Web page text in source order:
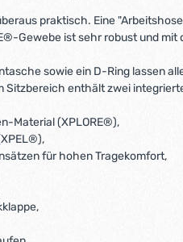
praktisch. Eine
Gewebe ist sehr robust und
sowie ein D-Ring lassen
Sitzbereich enthält zwei
Material (XPLORE®),
für hohen Tragekomfort,